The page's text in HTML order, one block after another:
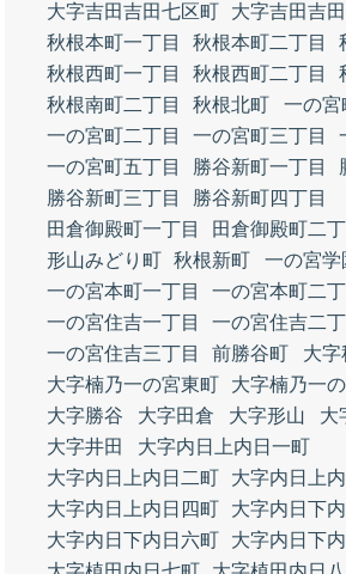
大字吉田吉田七区町
大字吉田吉
秋根本町一丁目
秋根本町二丁目
秋根西町一丁目
秋根西町二丁目
秋根南町二丁目
秋根北町
一の宮
一の宮町二丁目
一の宮町三丁目
一の宮町五丁目
勝谷新町一丁目
勝谷新町三丁目
勝谷新町四丁目
田倉御殿町一丁目
田倉御殿町二丁
形山みどり町 秋根新町
一の宮学
一の宮本町一丁目
一の宮本町二丁
一の宮住吉一丁目
一の宮住吉二丁
一の宮住吉三丁目
前勝谷町
大字
大字楠乃一の宮東町
大字楠乃一
大字勝谷
大字田倉 大字形山
大
大字井田
大字内日上内日一町
大字内日上内日二町
大字内日上
大字内日上内日四町
大字内日下
大字内日下内日六町
大字内日下